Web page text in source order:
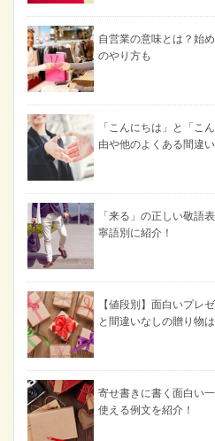
自営業の意味とは？始
のやり方も
「こんにちは」と「こ
由や他のよくある間違
「来る」の正しい敬語
寧語別に紹介！
【値段別】面白いプレ
と間違いなしの贈り物は
寄せ書きに書く面白い
使える例文を紹介！